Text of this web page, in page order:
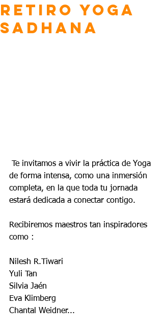
Retiro Yoga
Sadhana
de forma intensa, como una inmersión
completa, en la que toda tu jornada
estará dedicada a conectar contigo.
Recibiremos maestros tan inspiradores
como :
Nilesh R.Tiwari
Yuli Tan
Silvia Jaén
Eva Klimberg
Chantal Weidner...